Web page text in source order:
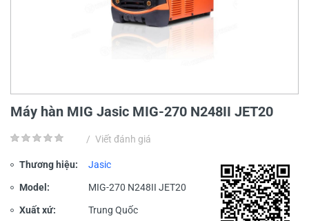
Máy hàn MIG Jasic MIG-270 N248II JET20
/ Viết đánh giá
Thương hiệu: Jasic
Model: MIG-270 N248II JET20
Xuất xứ: Trung Quốc